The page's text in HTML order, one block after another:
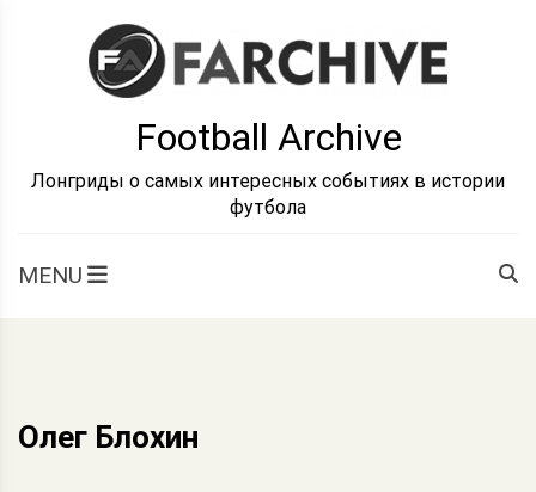
Football Archive
Лонгриды о самых интересных событиях в истории
футбола
MENU
Олег Блохин